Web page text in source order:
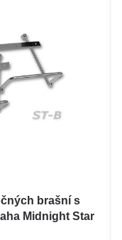
brašní s
Midnight Star